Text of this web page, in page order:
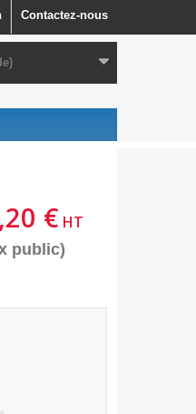
Contactez-nous
€ HT
public)